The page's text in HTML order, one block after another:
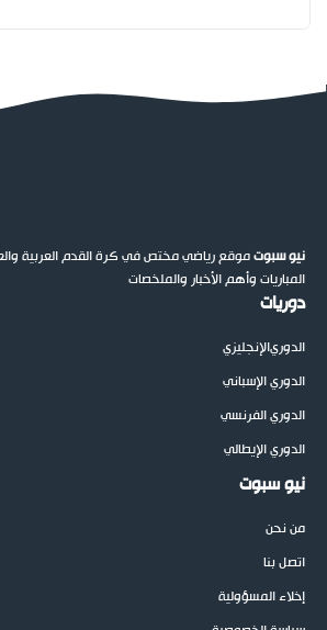
نيو سبوتموقع رياضي مختص في كرة القدم العربية
المباريات وأهم الأخبار والملخصات
دوريات
الدوريالإنجليزي
الدوري الإسباني
الدوري الفرنسي
الدوري الإيطالي
نيو سبوت
من نحن
اتصل بنا
إخلاء المسؤولية